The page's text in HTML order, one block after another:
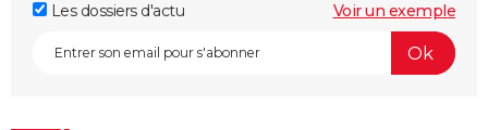
Les dossiers d'actu
Voir un exemple